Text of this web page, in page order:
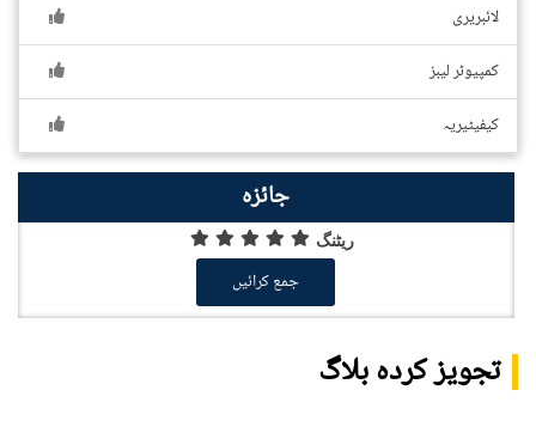
لائبریری
کمپیوٹر لیبز
کیفیٹیریہ
جائزہ
ریٹنگ
جمع کرائیں
تجویز کردہ بلاگ